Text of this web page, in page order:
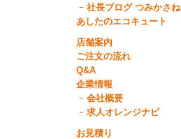
社長ブログ つみかさね
あしたのエコキュート
店舗案内
ご注文の流れ
Q&A
企業情報
会社概要
求人オレンジナビ
お見積り